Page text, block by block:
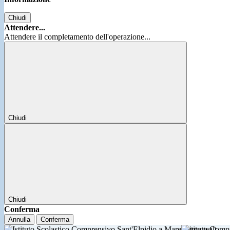
Chiudi
Attendere...
Attendere il completamento dell'operazione...
Chiudi
Chiudi
Conferma
Annulla Conferma